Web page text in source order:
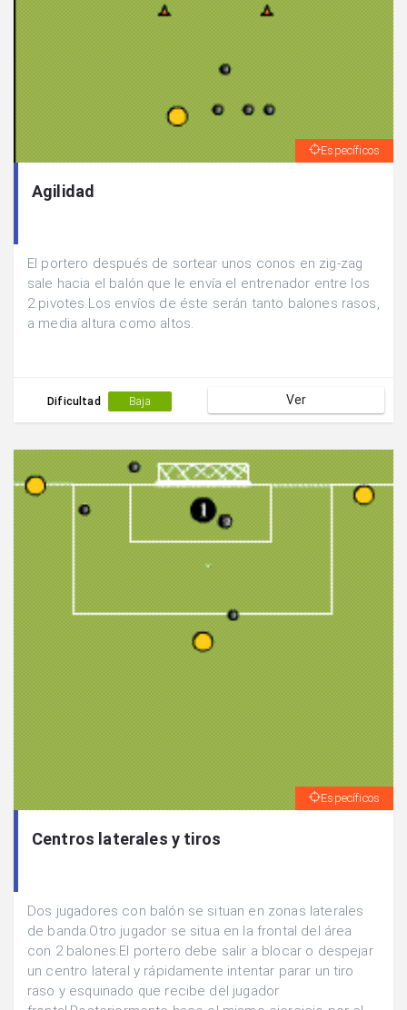
Específicos
Agilidad
El portero después de sortear unos conos en zig-zag
sale hacia el balón que le envía el entrenador entre los
2 pivotes.Los envíos de éste serán tanto balones rasos,
a media altura como altos.
Dificultad Baja Ver
Específicos
Centros laterales y tiros
Dos jugadores con balón se situan en zonas laterales
de banda.Otro jugador se situa en la frontal del área
con 2 balones.El portero debe salir a blocar o despejar
un centro lateral y rápidamente intentar parar un tiro
raso y esquinado que recibe del jugador